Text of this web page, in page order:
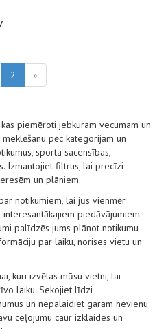
2 »
piemēroti jebkuram vecumam un
pēc kategorijām un
sporta sacensības,
Izmantojiet filtrus, lai precīzi
un plāniem.
notikumiem, lai jūs vienmēr
piedāvājumiem.
palīdzēs jums plānot notikumu
par laiku, norises vietu un
kuri izvēlas mūsu vietni, lai
laiku. Sekojiet līdzi
un nepalaidiet garām nevienu
ceļojumu caur izklaides un